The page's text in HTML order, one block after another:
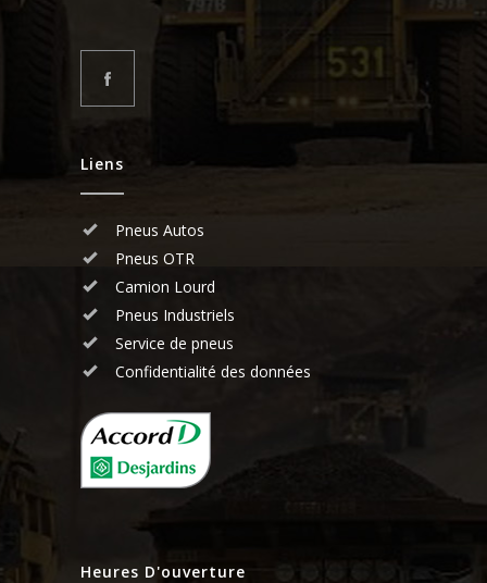
Liens
Pneus Autos
Pneus OTR
Camion Lourd
Pneus Industriels
Service de pneus
Confidentialité des données
Heures D'ouverture